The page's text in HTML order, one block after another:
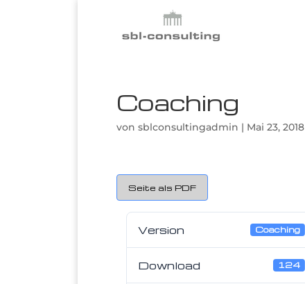
Coaching
von sblconsultingadmin | Mai 23, 2018
Seite als PDF
Version Coaching
Download 124